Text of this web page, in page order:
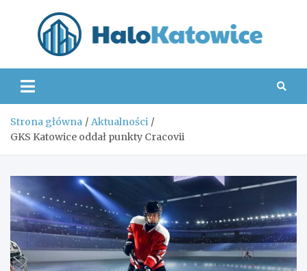
Strona główna
Aktualności
GKS Katowice oddał punkty Cracovii